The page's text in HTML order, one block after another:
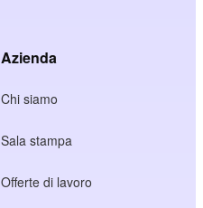
Azienda
Chi siamo
Sala stampa
Offerte di lavoro